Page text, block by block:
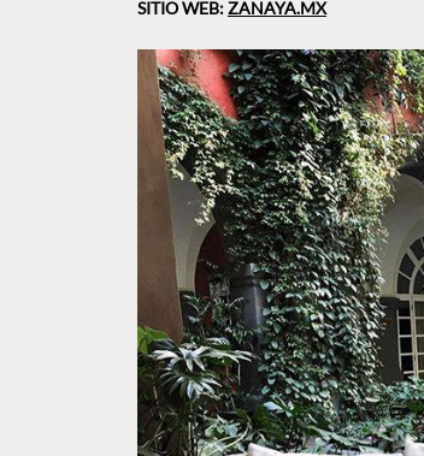
SITIO WEB:ZANAYA.MX